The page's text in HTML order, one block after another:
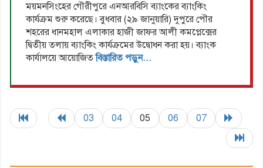
ময়মনসিংহের গৌরীপুরে এনআরবিসি ব্যাংকের ব্যাংকিং
কার্যক্রম শুরু করেছে। বুধবার (২৯ জানুয়ারি) দুপুরে পৌর
শহরের ধানমহাল এলাকার হাজী জাফর আলী কমপ্লেক্সের
দ্বিতীয় তলায় ব্যাংকিং কার্যক্রমের উদ্বোধন করা হয়। ব্যাংক
কার্যালয়ে আয়োজিতবিস্তারিত পড়ুন...
03 04 05 06 07